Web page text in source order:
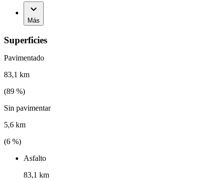
Más
Superficies
Pavimentado
83,1 km
(89 %)
Sin pavimentar
5,6 km
(6 %)
Asfalto
83,1 km